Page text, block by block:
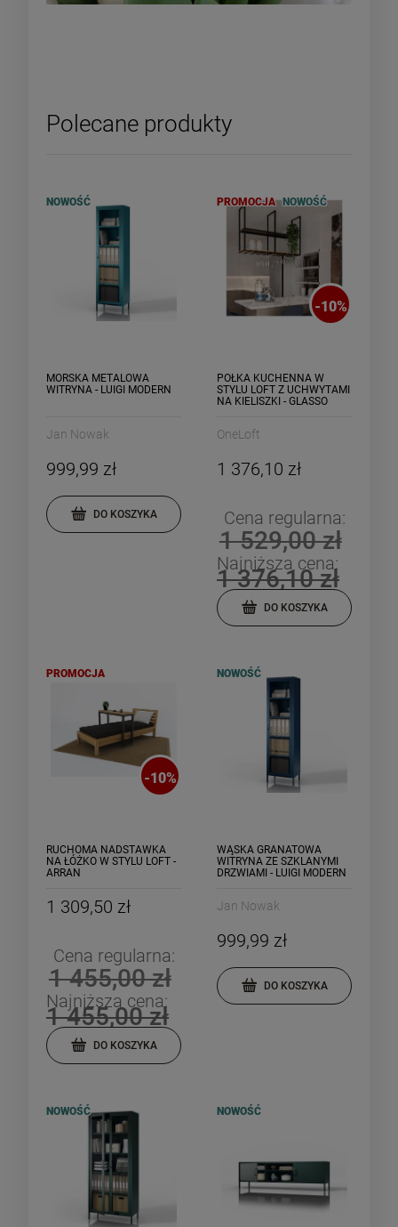
Polecane produkty
MORSKA METALOWA
WITRYNA - LUIGI MODERN
Jan Nowak
999,99 zł
DO KOSZYKA
NOWOŚĆ
-10%
PÓŁKA KUCHENNA W
STYLU LOFT Z UCHWYTAMI
NA KIELISZKI - GLASSO
OneLoft
1 376,10 zł
Cena regularna:
1 529,00 zł
Najniższa cena:
1 376,10 zł
DO KOSZYKA
PROMOCJA NOWOŚĆ
-10%
RUCHOMA NADSTAWKA
NA ŁÓŻKO W STYLU LOFT -
ARRAN
1 309,50 zł
Cena regularna:
1 455,00 zł
Najniższa cena:
1 455,00 zł
DO KOSZYKA
PROMOCJA
WĄSKA GRANATOWA
WITRYNA ZE SZKLANYMI
DRZWIAMI - LUIGI MODERN
Jan Nowak
999,99 zł
DO KOSZYKA
NOWOŚĆ
NOWOŚĆ NOWOŚĆ